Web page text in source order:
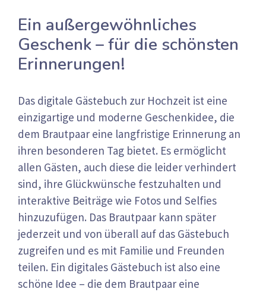
Ein außergewöhnliches
Geschenk – für die schönsten
Erinnerungen!
Das digitale Gästebuch zur Hochzeit ist eine
einzigartige und moderne Geschenkidee, die
dem Brautpaar eine langfristige Erinnerung an
ihren besonderen Tag bietet. Es ermöglicht
allen Gästen, auch diese die leider verhindert
sind, ihre Glückwünsche festzuhalten und
interaktive Beiträge wie Fotos und Selfies
hinzuzufügen. Das Brautpaar kann später
jederzeit und von überall auf das Gästebuch
zugreifen und es mit Familie und Freunden
teilen. Ein digitales Gästebuch ist also eine
schöne Idee – die dem Brautpaar eine